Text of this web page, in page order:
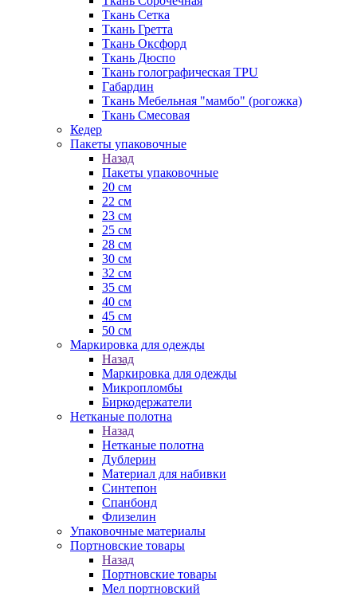
Ткань Сетка
Ткань Гретта
Ткань Оксфорд
Ткань Дюспо
Ткань голографическая TPU
Габардин
Ткань Мебельная "мамбо" (рогожка)
Ткань Смесовая
Кедер
Пакеты упаковочные
Назад
Пакеты упаковочные
20 см
22 см
23 см
25 см
28 см
30 см
32 см
35 см
40 см
45 см
50 см
Маркировка для одежды
Назад
Маркировка для одежды
Микропломбы
Биркодержатели
Нетканые полотна
Назад
Нетканые полотна
Дублерин
Материал для набивки
Синтепон
Спанбонд
Флизелин
Упаковочные материалы
Портновские товары
Назад
Портновские товары
Мел портновский